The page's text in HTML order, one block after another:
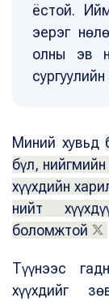
ёстой.
эерэг
олны эв
Миний хувьд
бүл,
хүүхдийн
нийт
боломжтой
Түүнээс
хүүхдийг